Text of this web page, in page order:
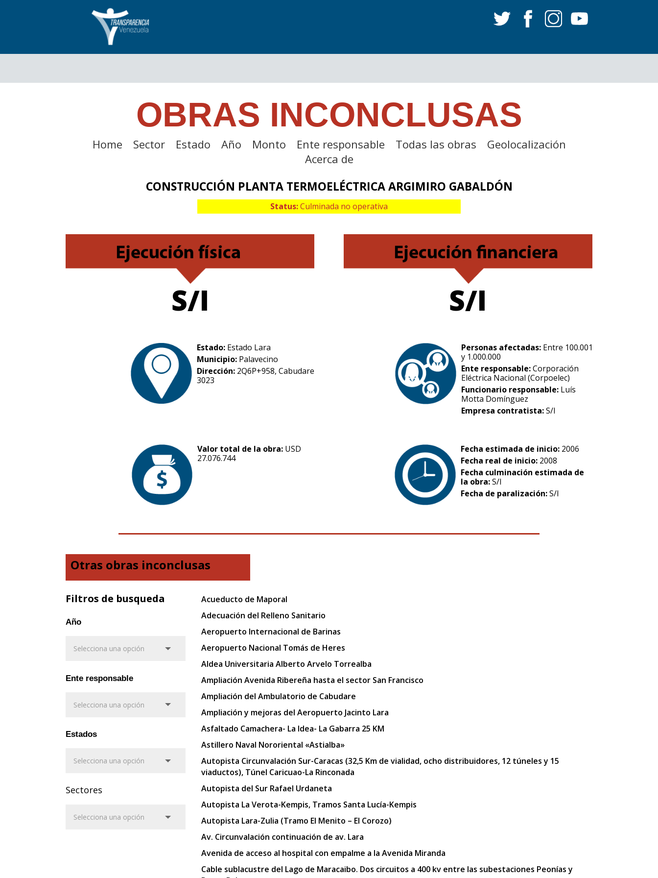
OBRAS INCONCLUSAS
Home Sector Estado Año Monto Ente responsable Todas las obras
Geolocalización
Acerca de
CONSTRUCCIÓN PLANTA TERMOELÉCTRICA ARGIMIRO GABALDÓN
Status:Culminada no operativa
S/I S/I
Estado: Estado Lara
Municipio: Palavecino
Dirección: 2Q6P+958, Cabudare
3023
Personas afectadas: Entre 100.001
y 1.000.000
Ente responsable:Corporación
Eléctrica Nacional (Corpoelec)
Funcionario responsable: Luís
Motta Domínguez
Empresa contratista:S/I
Valor total de la obra: USD
27.076.744
Fecha estimada de inicio: 2006
Fecha real de inicio: 2008
Fecha culminación estimada de
la obra:S/I
Fecha de paralización:S/I
Otras obras inconclusas
Filtros de busqueda
Año
Ente responsable
Estados
Sectores
Acueducto de Maporal
Adecuación del Relleno Sanitario
Aeropuerto Internacional de Barinas
Aeropuerto Nacional Tomás de Heres
Aldea Universitaria Alberto Arvelo Torrealba
Ampliación Avenida Ribereña hasta el sector San Francisco
Ampliación del Ambulatorio de Cabudare
Ampliación y mejoras del Aeropuerto Jacinto Lara
Asfaltado Camachera- La Idea- La Gabarra 25 KM
Astillero Naval Nororiental «Astialba»
Autopista Circunvalación Sur-Caracas (32,5 Km de vialidad, ocho distribuidores, 12 túneles y 15
viaductos), Túnel Caricuao-La Rinconada
Autopista del Sur Rafael Urdaneta
Autopista La Verota-Kempis, Tramos Santa Lucía-Kempis
Autopista Lara-Zulia (Tramo El Menito – El Corozo)
Av. Circunvalación continuación de av. Lara
Avenida de acceso al hospital con empalme a la Avenida Miranda
Cable sublacustre del Lago de Maracaibo. Dos circuitos a 400 kv entre las subestaciones Peonías y